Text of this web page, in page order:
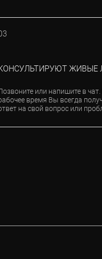
ЖИВЫЕ
или напишите в чат.
время Вы всегда
на свой вопрос или